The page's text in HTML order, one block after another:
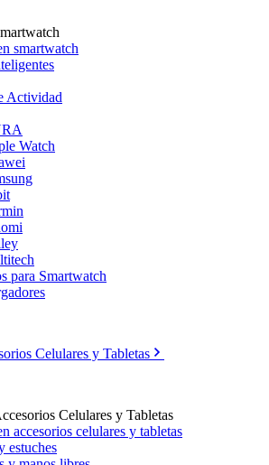
smartwatch
Actividad
Watch
para Smartwatch
Celulares y Tabletas
Celulares y Tabletas
accesorios celulares y tabletas
estuches